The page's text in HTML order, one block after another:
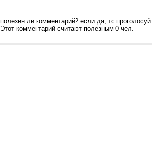
полезен ли комментарий? если да, то
Этот комментарий считают полезным 0 чел.